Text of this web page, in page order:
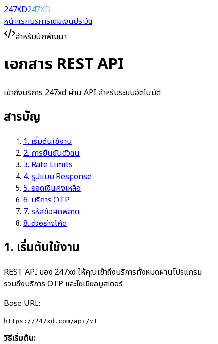
247XD247XD
หน้าแรกบริการเติมเงินประวัติ
สำหรับนักพัฒนา
เอกสาร REST API
เข้าถึงบริการ 247xd ผ่าน API สำหรับระบบอัตโนมัติ
สารบัญ
1. เริ่มต้นใช้งาน
2. การยืนยันตัวตน
3. Rate Limits
4. รูปแบบ Response
5. ยอดเงินคงเหลือ
6. บริการ OTP
7. รหัสข้อผิดพลาด
8. ตัวอย่างโค้ด
1. เริ่มต้นใช้งาน
REST API ของ 247xd ให้คุณเข้าถึงบริการทั้งหมดผ่านโปรแกรม
รวมถึงบริการ OTP และโซเชียลบูสเตอร์
Base URL:
https://247xd.com/api/v1
วิธีเริ่มต้น: